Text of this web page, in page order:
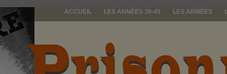
ACCUEIL LES ANNÉES 39-45 LES ARMÉES
prisonniers